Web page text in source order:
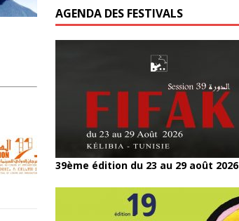
AGENDA DES FESTIVALS
39ème édition du 23 au 29 août 2026